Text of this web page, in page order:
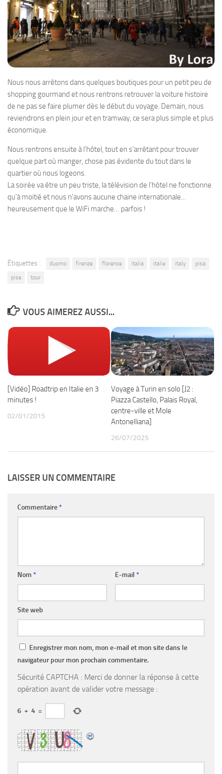
Nous nous arrêtons dans quelques boutiques pour un petit peu de
shopping gourmand et nous rentrons retrouver la voiture histoire
de ne pas se faire plumer dès le début du voyage. Demain, nous
reviendrons en plein jour et en tramway, ce sera plus simple et plus
économique.
Nous rentrons ensuite à l’hôtel, tout en s’arrêtant pour trouver
quelque part où manger, chose pas évidente du tout dans le
quartier où nous logeons.
La soirée va être un peu triste, la télévision de l’hôtel ne fonctionne
qu’à moitié et nous n’avons aucune chaine internationale…
heureusement que le WiFi marche… parfois !
Étiquettes : duomo firenze florence italia italie italy
pisa
pise
tour
VOUS AIMEREZ AUSSI...
[Vidéo] Roadtrip en Italie en 3
minutes !
02/01/2015
Voyage à Turin en solo [J2 :
Piazza Castello, Palais Royal,
centre-ville et Mole
Antonelliana]
26/07/2025
LAISSER UN COMMENTAIRE
Commentaire*
Nom * E-mail *
Site web
Enregistrer mon nom, mon e-mail et mon site dans le
navigateur pour mon prochain commentaire.
Sécurité CAPTCHA : Merci de donner la réponse à cette
opération avant de valider votre message :
6 + 4 =